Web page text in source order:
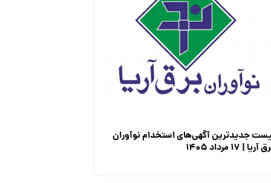
جدیدترین آگهی‌های استخدام نوآوران
آریا | ۱۷ مرداد ۱۴۰۵